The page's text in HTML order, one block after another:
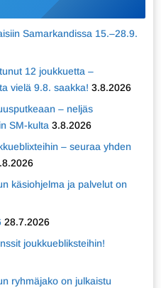
Samarkandissa 15.–28.9.
12 joukkuetta –
vielä 9.8. saakka! 3.8.2026
– neljäs
SM-kulta 3.8.2026
– seuraa yhden
käsiohjelma ja palvelut on
28.7.2026
joukkuebliksteihin!
ryhmäjako on julkaistu